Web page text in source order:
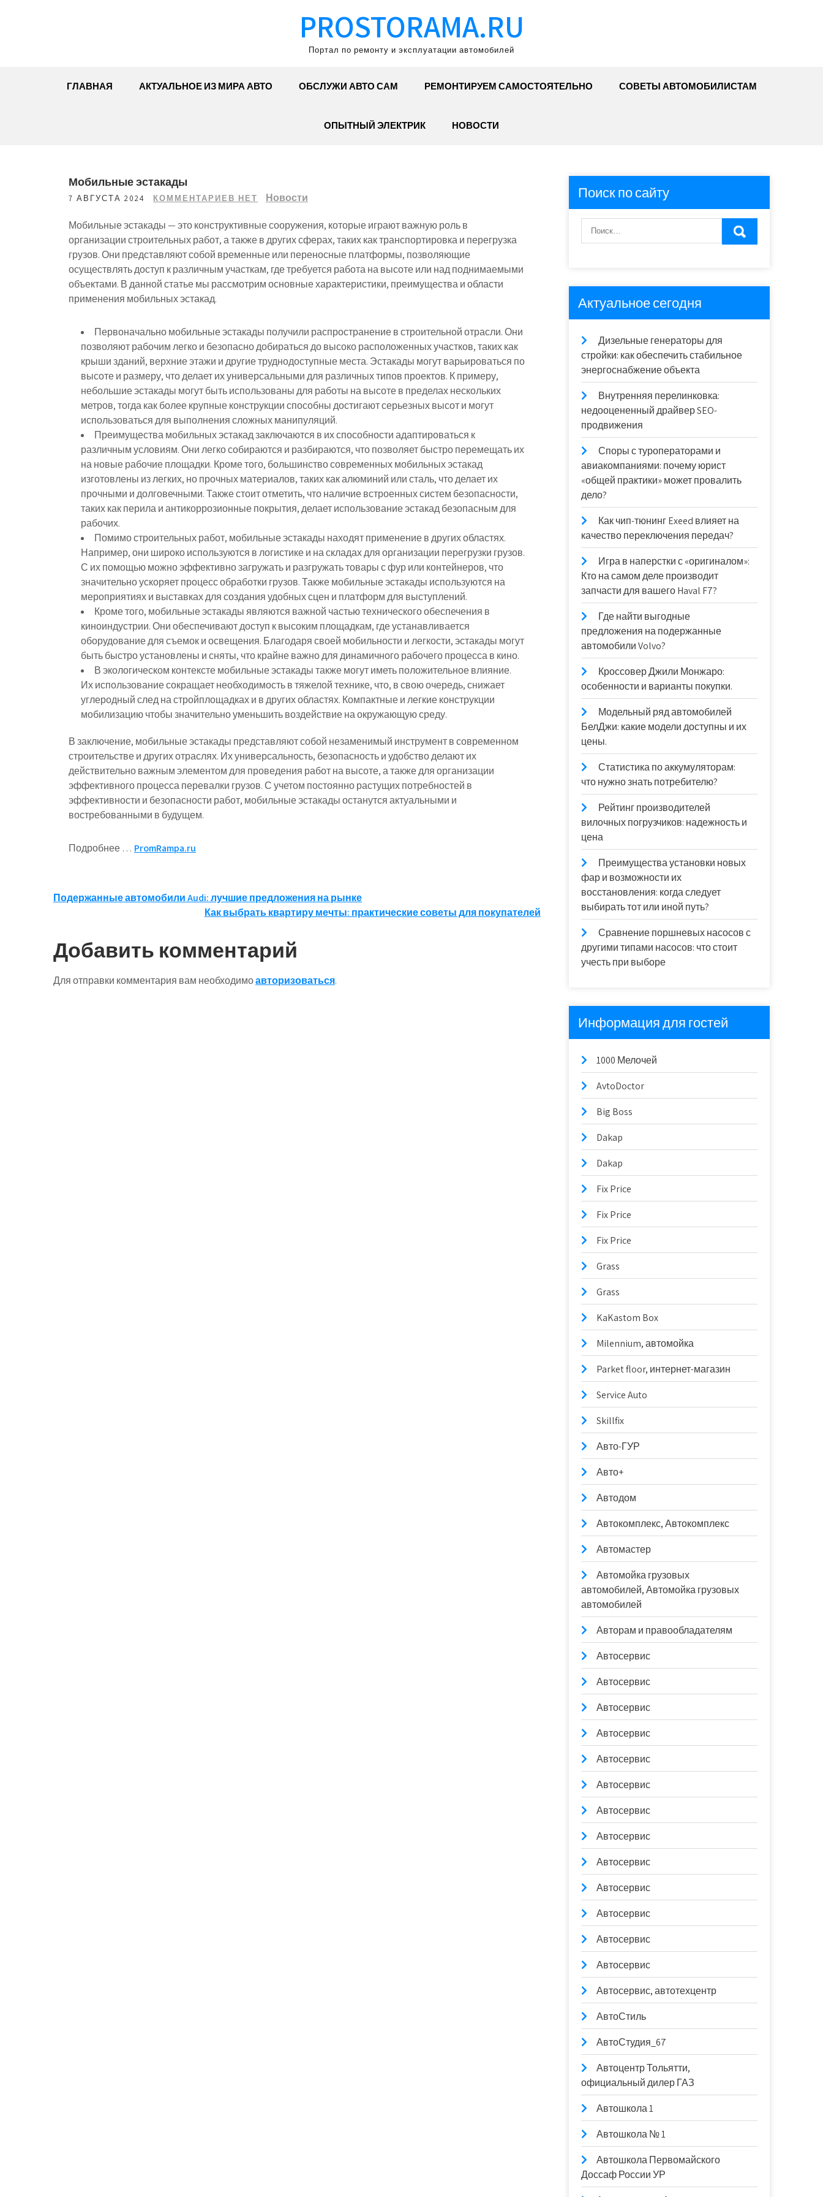
PROSTORAMA.RU
Портал по ремонту и эксплуатации автомобилей
ГЛАВНАЯ АКТУАЛЬНОЕ ИЗ МИРА АВТО ОБСЛУЖИ АВТО САМ РЕМОНТИРУЕМ САМОСТОЯТЕЛЬНО СОВЕТЫ АВТОМОБИЛИСТАМ
ОПЫТНЫЙ ЭЛЕКТРИК НОВОСТИ
Мобильные эстакады
7 АВГУСТА 2024 КОММЕНТАРИЕВ НЕТ Новости
Мобильные эстакады — это конструктивные сооружения, которые играют важную роль в
организации строительных работ, а также в других сферах, таких как транспортировка и перегрузка
грузов. Они представляют собой временные или переносные платформы, позволяющие
осуществлять доступ к различным участкам, где требуется работа на высоте или над поднимаемыми
объектами. В данной статье мы рассмотрим основные характеристики, преимущества и области
применения мобильных эстакад.
Первоначально мобильные эстакады получили распространение в строительной отрасли. Они
позволяют рабочим легко и безопасно добираться до высоко расположенных участков, таких как
крыши зданий, верхние этажи и другие труднодоступные места. Эстакады могут варьироваться по
высоте и размеру, что делает их универсальными для различных типов проектов. К примеру,
небольшие эстакады могут быть использованы для работы на высоте в пределах нескольких
метров, тогда как более крупные конструкции способны достигают серьезных высот и могут
использоваться для выполнения сложных манипуляций.
Преимущества мобильных эстакад заключаются в их способности адаптироваться к
различным условиям. Они легко собираются и разбираются, что позволяет быстро перемещать их
на новые рабочие площадки. Кроме того, большинство современных мобильных эстакад
изготовлены из легких, но прочных материалов, таких как алюминий или сталь, что делает их
прочными и долговечными. Также стоит отметить, что наличие встроенных систем безопасности,
таких как перила и антикоррозионные покрытия, делает использование эстакад безопасным для
рабочих.
Помимо строительных работ, мобильные эстакады находят применение в других областях.
Например, они широко используются в логистике и на складах для организации перегрузки грузов.
С их помощью можно эффективно загружать и разгружать товары с фур или контейнеров, что
значительно ускоряет процесс обработки грузов. Также мобильные эстакады используются на
мероприятиях и выставках для создания удобных сцен и платформ для выступлений.
Кроме того, мобильные эстакады являются важной частью технического обеспечения в
киноиндустрии. Они обеспечивают доступ к высоким площадкам, где устанавливается
оборудование для съемок и освещения. Благодаря своей мобильности и легкости, эстакады могут
быть быстро установлены и сняты, что крайне важно для динамичного рабочего процесса в кино.
В экологическом контексте мобильные эстакады также могут иметь положительное влияние.
Их использование сокращает необходимость в тяжелой технике, что, в свою очередь, снижает
углеродный след на стройплощадках и в других областях. Компактные и легкие конструкции
мобилизацию чтобы значительно уменьшить воздействие на окружающую среду.
В заключение, мобильные эстакады представляют собой незаменимый инструмент в современном
строительстве и других отраслях. Их универсальность, безопасность и удобство делают их
действительно важным элементом для проведения работ на высоте, а также для организации
эффективного процесса перевалки грузов. С учетом постоянно растущих потребностей в
эффективности и безопасности работ, мобильные эстакады останутся актуальными и
востребованными в будущем.
Подробнее … PromRampa.ru
Навигация
записям
Подержанные автомобили Audi: лучшие предложения на рынке
Как выбрать квартиру мечты: практические советы для покупателей
Добавить комментарий
Для отправки комментария вам необходимоавторизоваться.
Поиск по сайту
Актуальное сегодня
Дизельные генераторы для
стройки: как обеспечить стабильное
энергоснабжение объекта
Внутренняя перелинковка:
недооцененный драйвер SEO-
продвижения
Споры с туроператорами и
авиакомпаниями: почему юрист
«общей практики» может провалить
дело?
Как чип-тюнинг Exeed влияет на
качество переключения передач?
Игра в наперстки с «оригиналом»:
Кто на самом деле производит
запчасти для вашего Haval F7?
Где найти выгодные
предложения на подержанные
автомобили Volvo?
Кроссовер Джили Монжаро:
особенности и варианты покупки.
Модельный ряд автомобилей
БелДжи: какие модели доступны и их
цены.
Статистика по аккумуляторам:
что нужно знать потребителю?
Рейтинг производителей
вилочных погрузчиков: надежность и
цена
Преимущества установки новых
фар и возможности их
восстановления: когда следует
выбирать тот или иной путь?
Сравнение поршневых насосов с
другими типами насосов: что стоит
учесть при выборе
Информация для гостей
1000 Мелочей
AvtoDoctor
Big Boss
Dakap
Dakap
Fix Price
Fix Price
Fix Price
Grass
Grass
KaKastom Box
Milennium, автомойка
Parket floor, интернет-магазин
Service Auto
Skillfix
Авто-ГУР
Авто+
Автодом
Автокомплекс, Автокомплекс
Автомастер
Автомойка грузовых
автомобилей, Автомойка грузовых
автомобилей
Авторам и правообладателям
Автосервис
Автосервис
Автосервис
Автосервис
Автосервис
Автосервис
Автосервис
Автосервис
Автосервис
Автосервис
Автосервис
Автосервис
Автосервис
Автосервис, автотехцентр
АвтоСтиль
АвтоСтудия_67
Автоцентр Тольятти,
официальный дилер ГАЗ
Автошкола 1
Автошкола № 1
Автошкола Первомайского
Доссаф России УР